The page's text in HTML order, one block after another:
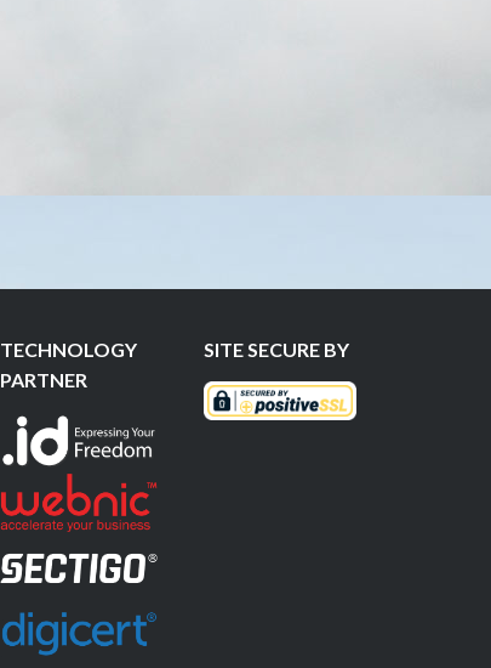
TECHNOLOGY
PARTNER
SITE SECURE BY